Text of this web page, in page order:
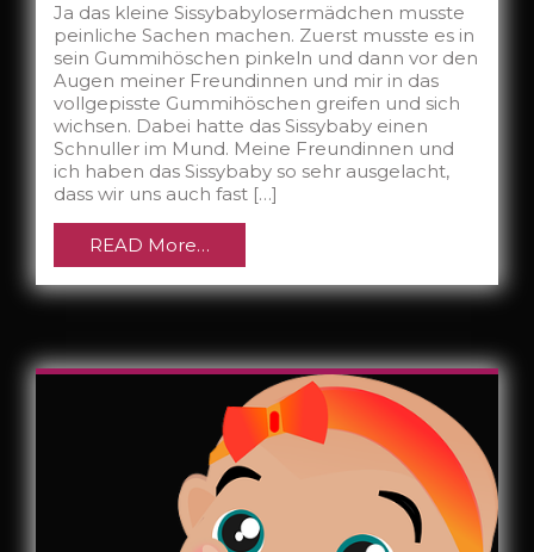
Ja das kleine Sissybabylosermädchen musste
peinliche Sachen machen. Zuerst musste es in
sein Gummihöschen pinkeln und dann vor den
Augen meiner Freundinnen und mir in das
vollgepisste Gummihöschen greifen und sich
wichsen. Dabei hatte das Sissybaby einen
Schnuller im Mund. Meine Freundinnen und
ich haben das Sissybaby so sehr ausgelacht,
dass wir uns auch fast […]
READ More…